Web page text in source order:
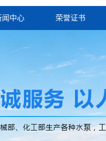
闻中心 荣誉证书